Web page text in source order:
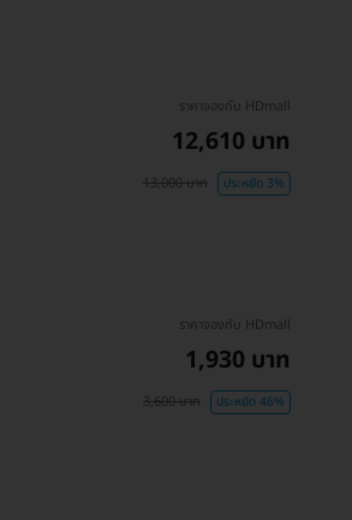
ราคาจองกับ HDmall
12,610 บาท
13,000 บาท ประหยัด 3%
ราคาจองกับ HDmall
1,930 บาท
3,600 บาท ประหยัด 46%